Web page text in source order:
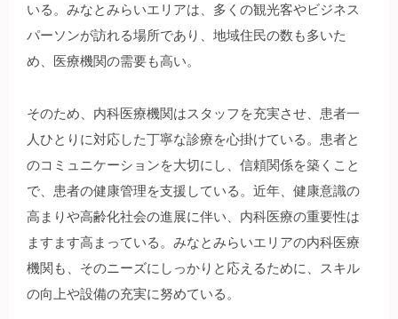
いる。みなとみらいエリアは、多くの観光客やビジネス
パーソンが訪れる場所であり、地域住民の数も多いた
め、医療機関の需要も高い。
そのため、内科医療機関はスタッフを充実させ、患者一
人ひとりに対応した丁寧な診療を心掛けている。患者と
のコミュニケーションを大切にし、信頼関係を築くこと
で、患者の健康管理を支援している。近年、健康意識の
高まりや高齢化社会の進展に伴い、内科医療の重要性は
ますます高まっている。みなとみらいエリアの内科医療
機関も、そのニーズにしっかりと応えるために、スキル
の向上や設備の充実に努めている。